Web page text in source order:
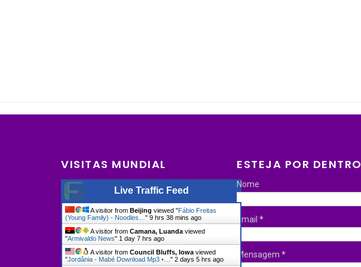
VISITAS MUNDIAL
Live Traffic Feed
A visitor from Beijing viewed "Fábio Freitas
(Young Family) - Noodles… " 9 hrs 38 mins ago
A visitor from Camana, Luanda viewed
"Armivaldo News" 1 day 7 hrs ago
A visitor from Council Bluffs, Iowa viewed
"Jordânia - Mabé Download Mp3 •… " 2 days 5 hrs ago
ESTEJA POR DENTRO
Nome
Email *
Mensagem *